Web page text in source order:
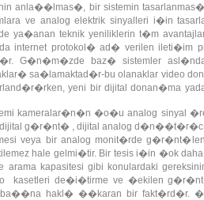
anla��lmas�, bir sistemin
ve analog elektrik sinyalleri i�in
teknik yeniliklerin t�m
internet protokol� ad� verilen
G�n�m�zde baz� sistemler
sa�lamaktad�r-bu olanaklar video
yeni bir dijital
kameralar�n�n �o�u analog sinyal
dijital g�r�nt� , dijital analog
veya bir analog monit�rde
hale gelmi�tir. Bir tesis i�in �ok
kapasitesi gibi konulardaki
kasetleri de�i�tirme ve �ekilen
ba��na hakl� ��karan bir fakt�rd�r.